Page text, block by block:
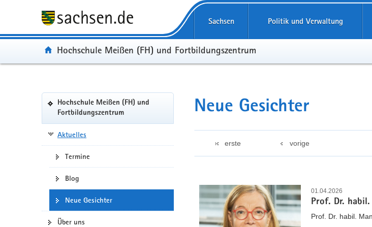
Sachsen Politik und Verwaltung
Portal:
Hochschule Meißen (FH) und Fortbildungszentrum
Portalnavigation
Hochschule Meißen (FH) und
Fortbildungszentrum(in
eigenes
Aktuelles
Termine
Blog
Neue Gesichter
Über uns
Neue Gesichter
erste vorige
01.04.2026
Prof. Dr.
Prof. Dr. habil.